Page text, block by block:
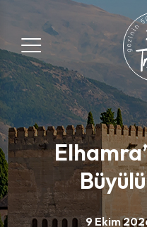
9 Ekim
Adı*
Soyadı*
E-Posta*